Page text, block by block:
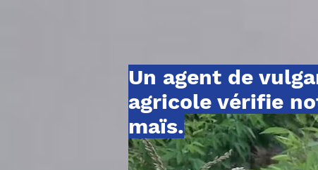
Un agent de
agricole vérifie
maïs.